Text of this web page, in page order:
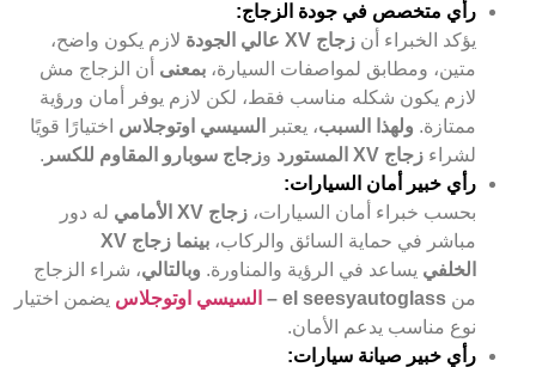
رأي متخصص في جودة الزجاج:
يؤكد الخبراء أن زجاج XV عالي الجودة
لازم يكون واضح،
متين، ومطابق لمواصفات السيارة، بمعنى أن الزجاج مش
لازم يكون شكله مناسب فقط، لكن لازم يوفر أمان ورؤية
ممتازة. ولهذا السبب، يعتبر السيسي اوتوجلاس اختيارًا قويًا
لشراء زجاج XV المستورد وزجاج سوبارو المقاوم للكسر .
رأي خبير أمان السيارات:
بحسب خبراء أمان السيارات، زجاج XV الأمامي
له دور
مباشر في حماية السائق والركاب، بينما
زجاج XV
الخلفي يساعد في الرؤية والمناورة. وبالتالي، شراء الزجاج
من el seesyautoglass – السيسي اوتوجلاس يضمن اختيار
نوع مناسب يدعم الأمان.
رأي خبير صيانة سيارات: